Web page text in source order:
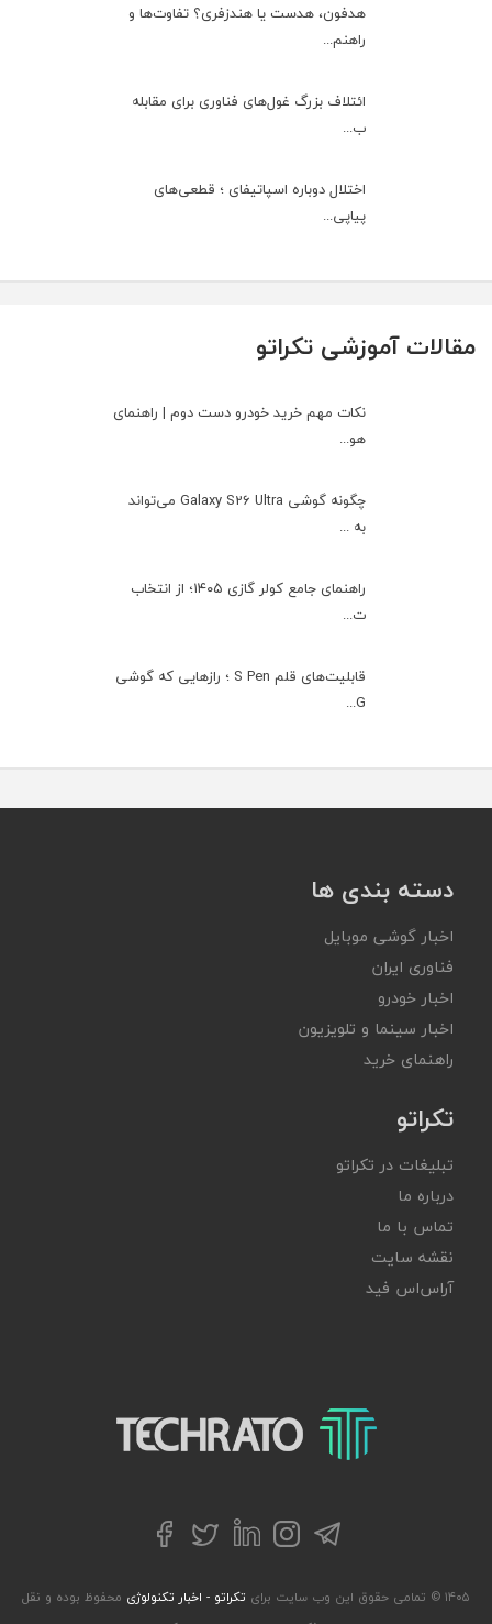
هدفون، هدست یا هندزفری؟ تفاوت‌ها و
راهنم...
ائتلاف بزرگ غول‌های فناوری برای مقابله
ب...
اختلال دوباره اسپاتیفای ؛ قطعی‌های
پیاپی...
مقالات آموزشی تکراتو
نکات مهم خرید خودرو دست دوم | راهنمای
هو...
چگونه گوشی Galaxy S26 Ultra می‌تواند
به ...
راهنمای جامع کولر گازی ۱۴۰۵؛ از انتخاب
ت...
قابلیت‌های قلم S Pen ؛ رازهایی که گوشی
G...
دسته بندی ها
اخبار گوشی موبایل
فناوری ایران
اخبار خودرو
اخبار سینما و تلویزیون
راهنمای خرید
تکراتو
تبلیغات در تکراتو
درباره ما
تماس با ما
نقشه سایت
آر‌اس‌اس فید
تکراتو – زندگی با تکنولوژی
تلگراماینستاگرام
لینکداینتوییترفیسبوک
۱۴۰۵ © تمامی حقوق این وب سایت برای تکراتو - اخبار تکنولوژی محفوظ بوده و نقل